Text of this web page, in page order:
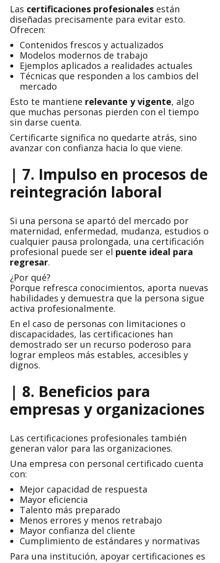
Las certificaciones profesionales están
diseñadas precisamente para evitar esto.
Ofrecen:
Contenidos frescos y actualizados
Modelos modernos de trabajo
Ejemplos aplicados a realidades actuales
Técnicas que responden a los cambios del
mercado
Esto te mantiene relevante y vigente, algo
que muchas personas pierden con el tiempo
sin darse cuenta.
Certificarte significa no quedarte atrás, sino
avanzar con confianza hacia lo que viene.
| 7. Impulso en procesos de
reintegración laboral
Si una persona se apartó del mercado por
maternidad, enfermedad, mudanza, estudios o
cualquier pausa prolongada, una certificación
profesional puede ser el puente ideal para
regresar.
¿Por qué?
Porque refresca conocimientos, aporta nuevas
habilidades y demuestra que la persona sigue
activa profesionalmente.
En el caso de personas con limitaciones o
discapacidades, las certificaciones han
demostrado ser un recurso poderoso para
lograr empleos más estables, accesibles y
dignos.
| 8. Beneficios para
empresas y organizaciones
Las certificaciones profesionales también
generan valor para las organizaciones.
Una empresa con personal certificado cuenta
con:
Mejor capacidad de respuesta
Mayor eficiencia
Talento más preparado
Menos errores y menos retrabajo
Mayor confianza del cliente
Cumplimiento de estándares y normativas
Para una institución, apoyar certificaciones es